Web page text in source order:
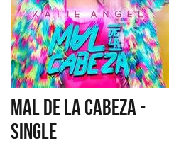
MAL DE LA CABEZA -
SINGLE